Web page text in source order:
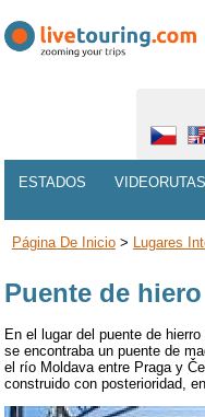
ESTADOS VIDEORUTAS
Página De Inicio> Lugares
Puente de hiero
En el lugar del puente de
se encontraba un puente de
el río Moldava entre Praga y
construido con posterioridad,